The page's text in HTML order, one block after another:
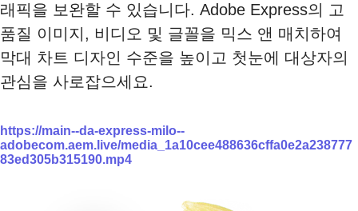
래픽을 보완할 수 있습니다. Adobe Express의 고
품질 이미지, 비디오 및 글꼴을 믹스 앤 매치하여
막대 차트 디자인 수준을 높이고 첫눈에 대상자의
관심을 사로잡으세요.
https://main--da-express-milo--
adobecom.aem.live/media_1a10cee488636cffa0e2a238777
83ed305b315190.mp4